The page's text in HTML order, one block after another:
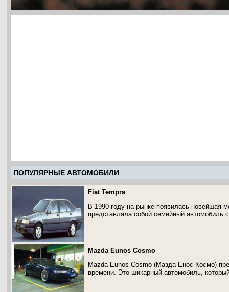
ПОПУЛЯРНЫЕ АВТОМОБИЛИ
Fiat Tempra
В 1990 году на рынке появилась новейшая
представляла собой семейный автомобиль
Mazda Eunos Cosmo
Mazda Eunos Cosmo (Мазда Енос Космо)
времени. Это шикарный автомобиль,